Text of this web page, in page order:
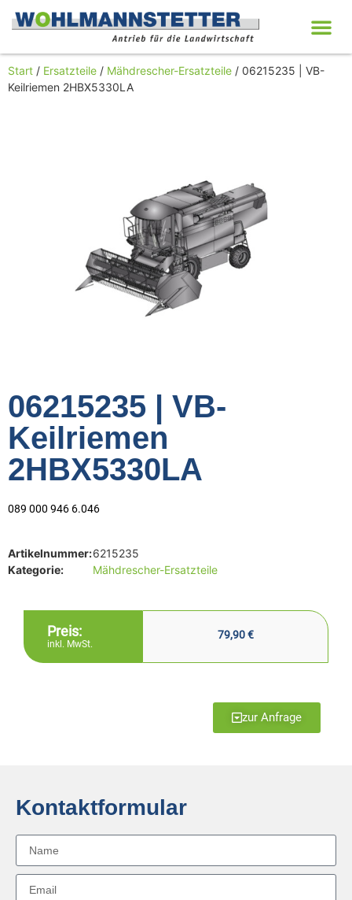
Start / Ersatzteile / Mähdrescher-Ersatzteile / 06215235 | VB-
Keilriemen 2HBX5330LA
06215235 | VB-
Keilriemen
2HBX5330LA
089 000 946 6.046
Artikelnummer:6215235
Kategorie:
Mähdrescher-Ersatzteile
Preis:
inkl. MwSt.
79,90€
zur Anfrage
Kontaktformular